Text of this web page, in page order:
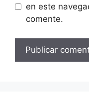
en este
comente.